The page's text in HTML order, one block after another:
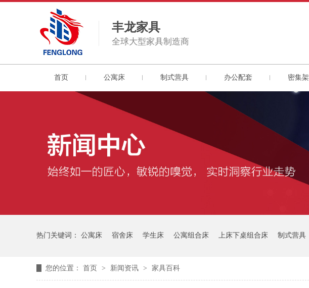
丰龙家具
全球大型家具制造商
首页 公寓床 制式营具 办公配套 密集架
热门关键词： 公寓床 宿舍床 学生床 公寓组合床 上床下桌组合床 制式营具
您的位置： 首页 > 新闻资讯 > 家具百科